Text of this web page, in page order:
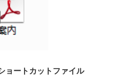
ョートカットファイル